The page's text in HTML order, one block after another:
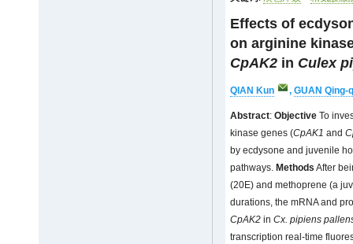
Effects of
on arginine
CpAK2 in Culex
QIAN Kun , GUAN Qing-
Abstract: Objective To
kinase genes (CpAK1 and
by ecdysone and juvenile
pathways. Methods After
(20E) and methoprene (a
durations, the mRNA and
CpAK2 in Cx. pipiens
transcription real-time